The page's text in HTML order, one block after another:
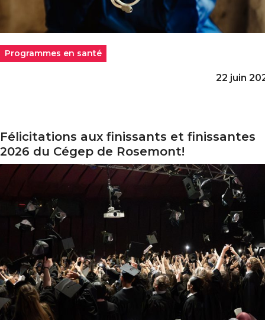
Programmes en santé
22 juin
Félicitations aux finissants et finissantes
2026 du Cégep de Rosemont!
aux finissants et finissantes 2026 du Cégep